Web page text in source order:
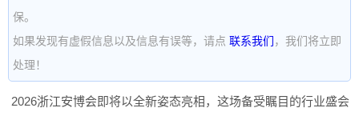
保。
如果发现有虚假信息以及信息有误等，请点 联系我们 ，我们将立即
处理！
2026浙江安博会即将以全新姿态亮相，这场备受瞩目的行业盛会